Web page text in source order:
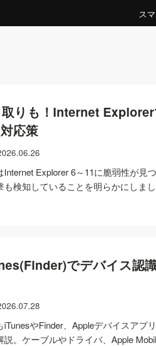
ス
りも！Internet
応策
Explorer 6～11に脆弱性が見
も検知していることを明らかにしま
でデバイス認
iTunesやFinder、Appleデバイスアプ
説。ケーブルやドライバ、Apple